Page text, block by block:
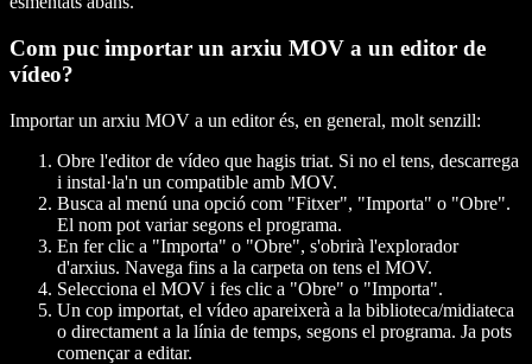
Com puc importar un arxiu MOV a un editor de
vídeo?
Importar un arxiu MOV a un editor és, en general, molt senzill:
Obre l'editor de vídeo que hagis triat. Si no el tens, descarrega
i instal·la'n un compatible amb MOV.
Busca al menú una opció com "Fitxer", "Importa" o "Obre".
El nom pot variar segons el programa.
En fer clic a "Importa" o "Obre", s'obrirà l'explorador
d'arxius. Navega fins a la carpeta on tens el MOV.
Selecciona el MOV i fes clic a "Obre" o "Importa".
Un cop importat, el vídeo apareixerà a la biblioteca/midiateca
o directament a la línia de temps, segons el programa. Ja pots
començar a editar.